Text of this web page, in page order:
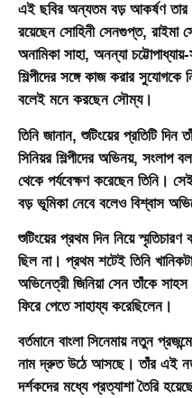
এই ছবির অন্যতম বড় আকর্ষণ তার
রয়েছেন সোহিনী সেনগুপ্ত, রাইমা
অনামিকা সাহা, অনন্যা
শিল্পীদের সঙ্গে কাজ করার
বলেই মনে করছেন সৌম্য।
তিনি জানান, শুটিংয়ের প্রতিটি
সিনিয়র শিল্পীদের অভিনয়, সংলাপ
থেকে পর্যবেক্ষণ করেছেন তিনি।
বড় ভূমিকা নেবে বলেও বিশ্বাস
শুটিংয়ের প্রথম দিন নিয়ে
ছিল না। প্রথম শটেই তিনি
অভিনেত্রী জিনিয়া সেন তাঁকে সাহস
ফিরে পেতে সাহায্য করেছিলেন।
বর্তমানে বাংলা সিনেমায় নতুন
নাম দ্রুত উঠে আসছে। তাঁর এই
দর্শকদের মধ্যে প্রত্যাশা তৈরি